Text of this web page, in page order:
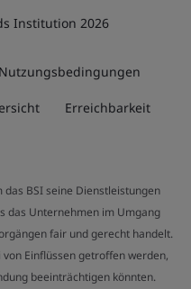
Institution 2026
Nutzungsbedingungen
Erreichbarkeit
BSI seine Dienstleistungen
das Unternehmen im Umgang
fair und gerecht handelt.
Einflüssen getroffen werden,
beeinträchtigen könnten.